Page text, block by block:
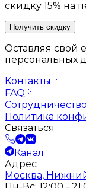
скидку 15% на
Получить скидку
Оставляя свой
персональных
Контакты
FAQ
Сотрудничество
Политика
Связаться
Канал
Адрес
Москва,